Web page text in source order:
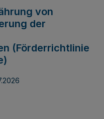
von
der
(Förderrichtlinie